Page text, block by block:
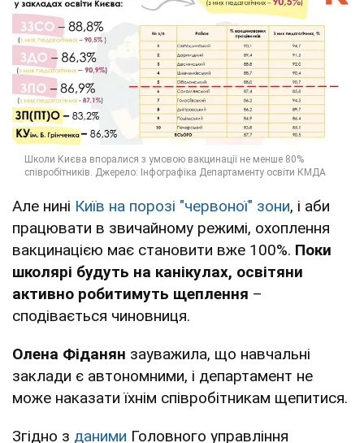
Але нині Київ на порозі "червоної" зони, і аби
працювати в звичайному режимі, охоплення
вакцинацією має становити вже 100%. Поки
школярі будуть на канікулах, освітяни
активно робитимуть щеплення –
сподівається чиновниця.
Олена Фіданян зауважила, що навчальні
заклади є автономними, і департамент не
може наказати їхнім співробітникам щепитися.
Згідно з даними Головного управління